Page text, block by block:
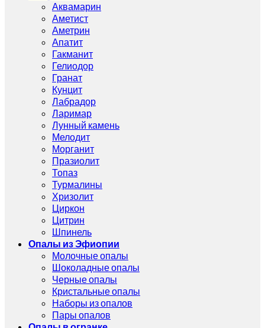
Аквамарин
Аметист
Аметрин
Апатит
Гакманит
Гелиодор
Гранат
Кунцит
Лабрадор
Ларимар
Лунный камень
Мелодит
Морганит
Празиолит
Топаз
Турмалины
Хризолит
Циркон
Цитрин
Шпинель
Опалы из Эфиопии
Молочные опалы
Шоколадные опалы
Черные опалы
Кристальные опалы
Наборы из опалов
Пары опалов